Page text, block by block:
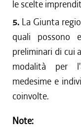
le scelte
5. La Giunta
quali possono
preliminari di cui
modalità per
medesime e
coinvolte.
Note: